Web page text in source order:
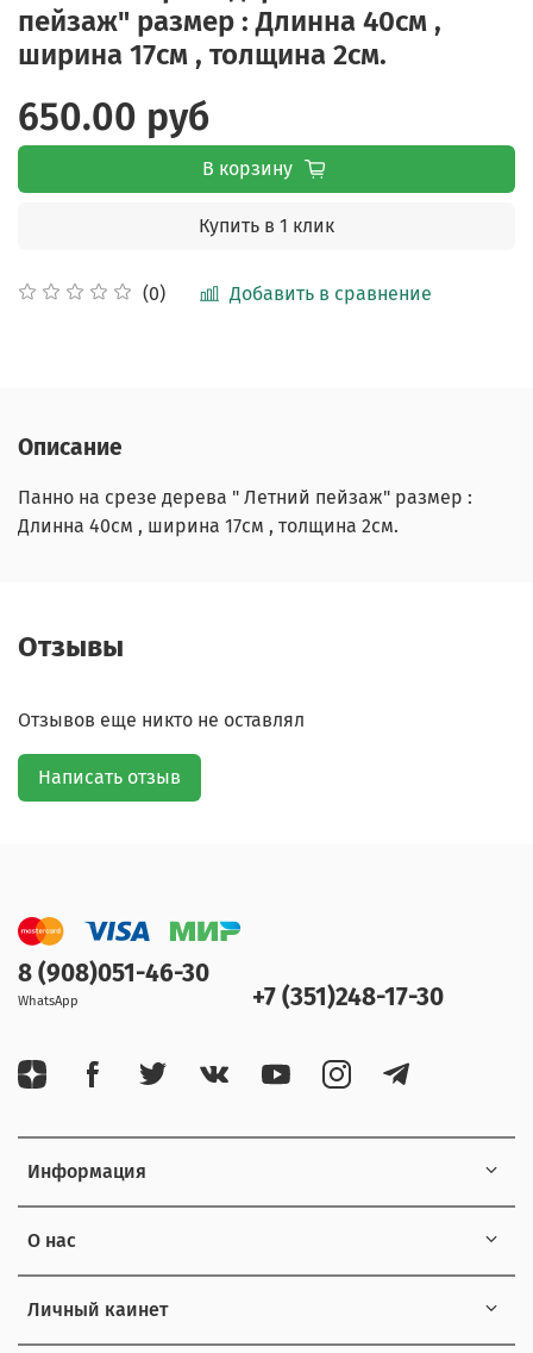
пейзаж" размер : Длинна 40см ,
ширина 17см , толщина 2см.
(0) Добавить в сравнение
650.00 руб
В корзину
Купить в 1 клик
Описание
Панно на срезе дерева " Летний пейзаж" размер :
Длинна 40см , ширина 17см , толщина 2см.
Отзывы
Отзывов еще никто не оставлял
Написать отзыв
Информация
О нас
Личный каинет
8 (908)051-46-30
WhatsApp +7 (351)248-17-30